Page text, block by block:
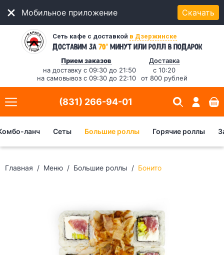
Мобильное приложение Скачать
Сеть кафе с доставкой в Дзержинске
Доставим за70* минутили ролл в подарок
Прием заказов
на доставку с 09:30 до 21:50
на самовывоз с 09:30 до 22:10
Доставка
с 10:20
от 800 рублей
(831) 266-94-01
ланч Сеты Большие роллы Горячие роллы
Главная Меню Большие роллы Бонито